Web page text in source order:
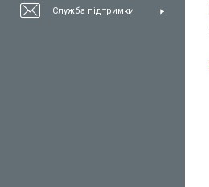
Служба підтримки